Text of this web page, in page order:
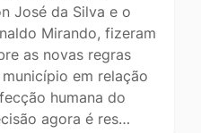
José da Silva e o
Mirando, fizeram
as novas regras
em relação
humana do
agora é res…